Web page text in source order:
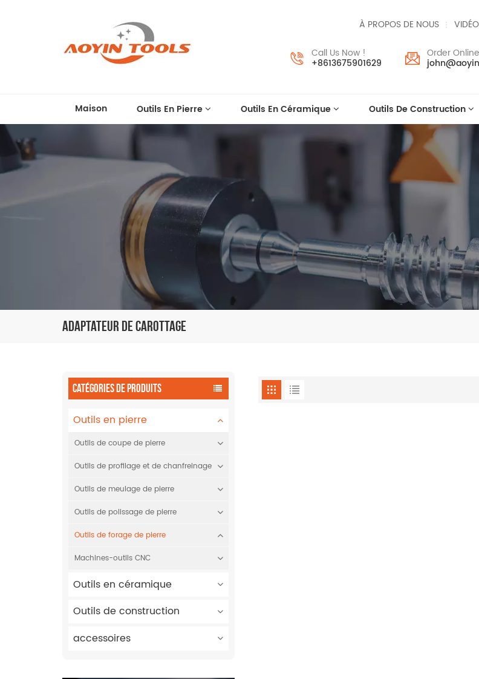
À PROPOS DE NOUS VIDÉO
Call Us Now !
+8613675901629
Order
Maison Outils En Pierre Outils En Céramique Outils De Construction
Adaptateur De Carottage
CATÉGORIES DE PRODUITS
Outils en pierre
Outils de coupe de pierre
Outils de profilage et de chanfreinage
Outils de meulage de pierre
Outils de polissage de pierre
Outils de forage de pierre
Machines-outils CNC
Outils en céramique
Outils de construction
accessoires